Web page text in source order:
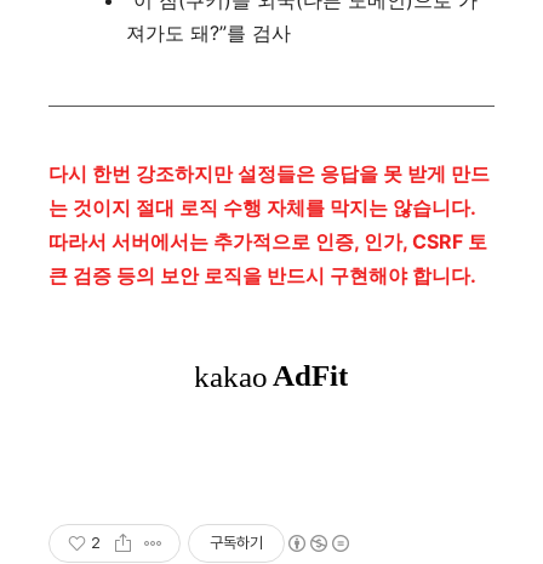
져가도 돼?”를 검사
다시 한번 강조하지만 설정들은 응답을 못 받게 만드
는 것이지 절대 로직 수행 자체를 막지는 않습니다.
따라서 서버에서는 추가적으로 인증, 인가, CSRF 토
큰 검증 등의 보안 로직을 반드시 구현해야 합니다.
2 구독하기